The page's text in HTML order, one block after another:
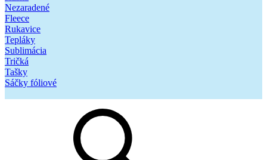
Nezaradené
Fleece
Rukavice
Tepláky
Sublimácia
Tričká
Tašky
Sáčky fóliové